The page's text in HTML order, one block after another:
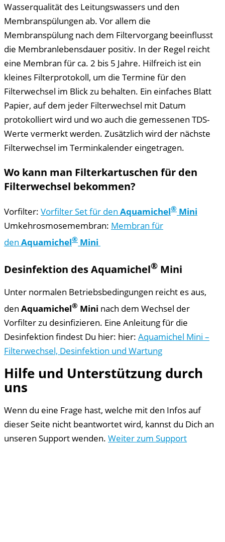
Wasserqualität des Leitungswassers und den
Membranspülungen ab. Vor allem die
Membranspülung nach dem Filtervorgang beeinflusst
die Membranlebensdauer positiv. In der Regel reicht
eine Membran für ca. 2 bis 5 Jahre. Hilfreich ist ein
kleines Filterprotokoll, um die Termine für den
Filterwechsel im Blick zu behalten. Ein einfaches Blatt
Papier, auf dem jeder Filterwechsel mit Datum
protokolliert wird und wo auch die gemessenen TDS-
Werte vermerkt werden. Zusätzlich wird der nächste
Filterwechsel im Terminkalender eingetragen.
Wo kann man Filterkartuschen für den
Filterwechsel bekommen?
Vorfilter: Vorfilter Set für den Aquamichel® Mini
Umkehrosmosemembran: Membran für
den Aquamichel® Mini
Desinfektion desAquamichel® Mini
Unter normalen Betriebsbedingungen reicht es aus,
den Aquamichel® Mini nach dem Wechsel der
Vorfilter zu desinfizieren. Eine Anleitung für die
Desinfektion findest Du hier: hier: Aquamichel Mini –
Filterwechsel, Desinfektion und Wartung
Hilfe und Unterstützung durch
uns
Wenn du eine Frage hast, welche mit den Infos auf
dieser Seite nicht beantwortet wird, kannst du Dich an
unseren Support wenden. Weiter zum Support